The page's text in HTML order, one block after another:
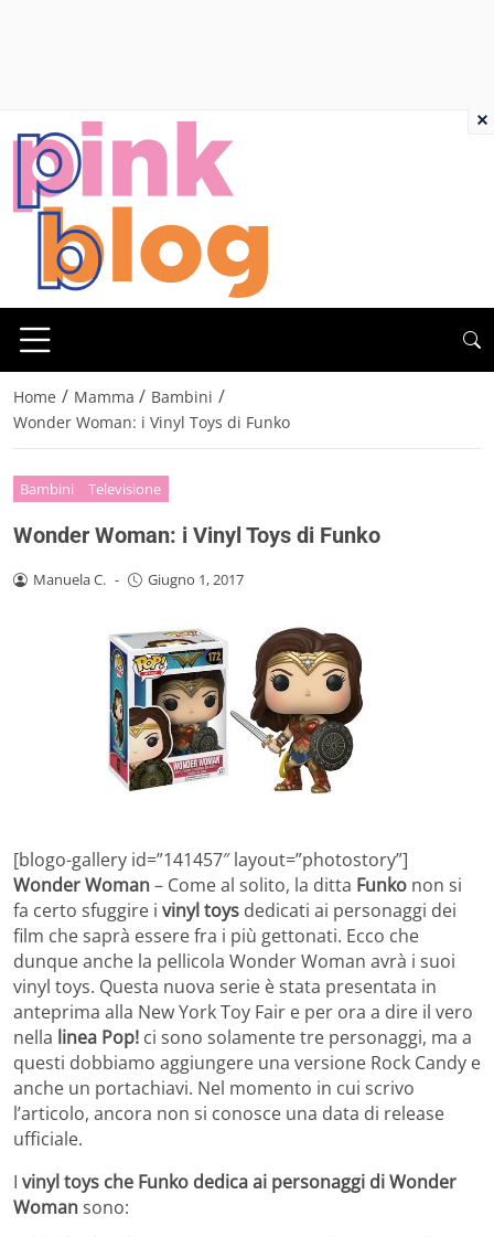
Home / Mamma / Bambini /
Wonder Woman: i Vinyl Toys di Funko
Bambini Televisione
Wonder Woman: i Vinyl Toys di Funko
Manuela C. - Giugno 1, 2017
[blogo-gallery id=”141457″ layout=”photostory”]
Wonder Woman– Come al solito, la ditta Funko non si
fa certo sfuggire i vinyl toys dedicati ai personaggi dei
film che saprà essere fra i più gettonati. Ecco che
dunque anche la pellicola Wonder Woman avrà i suoi
vinyl toys. Questa nuova serie è stata presentata in
anteprima alla New York Toy Fair e per ora a dire il vero
nella linea Pop! ci sono solamente tre personaggi, ma a
questi dobbiamo aggiungere una versione Rock Candy e
anche un portachiavi. Nel momento in cui scrivo
l’articolo, ancora non si conosce una data di release
ufficiale.
I vinyl toys che Funko dedica ai personaggi di Wonder
Womansono:
×